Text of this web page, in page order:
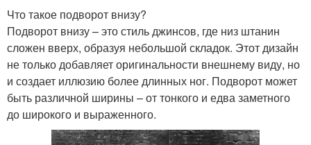
Что такое подворот внизу?
Подворот внизу – это стиль джинсов, где низ штанин
сложен вверх, образуя небольшой складок. Этот дизайн
не только добавляет оригинальности внешнему виду, но
и создает иллюзию более длинных ног. Подворот может
быть различной ширины – от тонкого и едва заметного
до широкого и выраженного.